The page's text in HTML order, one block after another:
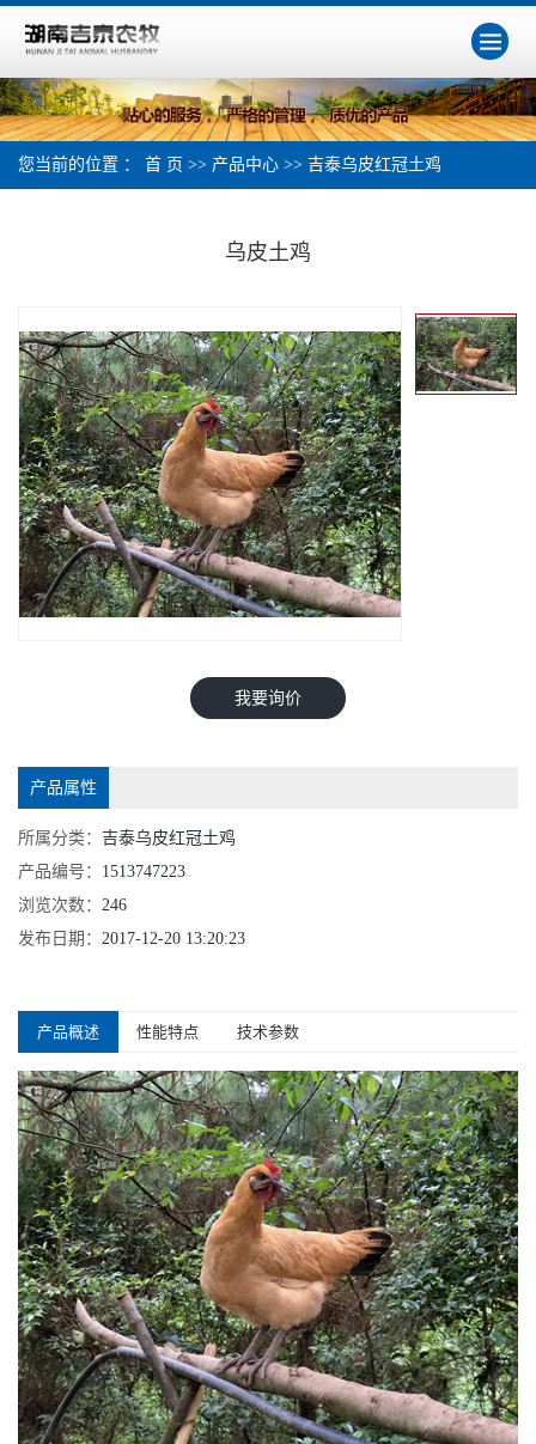
您当前的位置 ： 首 页 >> 产品中心 >> 吉泰乌皮红冠土鸡
乌皮土鸡
我要询价
产品属性
所属分类： 吉泰乌皮红冠土鸡
产品编号： 1513747223
浏览次数： 246
发布日期： 2017-12-20 13:20:23
产品概述 性能特点 技术参数